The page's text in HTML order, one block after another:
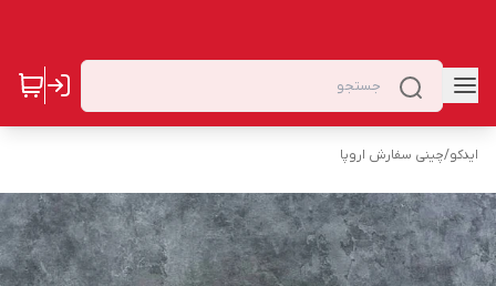
ایدکو/چینی سفارش اروپا